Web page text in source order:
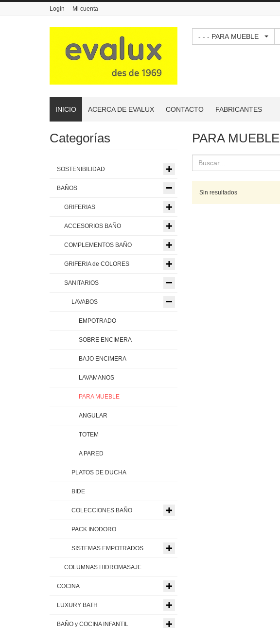
Login Mi cuenta
- - - PARA MUEBLE
INICIO ACERCA DE EVALUX CONTACTO FABRICANTES
PARA MUEBLE
Sin resultados
Categorías
SOSTENIBILIDAD
BAÑOS
GRIFERIAS
ACCESORIOS BAÑO
COMPLEMENTOS BAÑO
GRIFERIA de COLORES
SANITARIOS
LAVABOS
EMPOTRADO
SOBRE ENCIMERA
BAJO ENCIMERA
LAVAMANOS
PARA MUEBLE
ANGULAR
TOTEM
A PARED
PLATOS DE DUCHA
BIDE
COLECCIONES BAÑO
PACK INODORO
SISTEMAS EMPOTRADOS
COLUMNAS HIDROMASAJE
COCINA
LUXURY BATH
BAÑO y COCINA INFANTIL